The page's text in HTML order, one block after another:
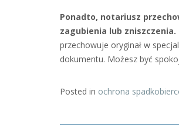
Ponadto, notariusz
zagubienia lub zniszczenia.
przechowuje oryginał w
dokumentu. Możesz być
Posted in ochrona